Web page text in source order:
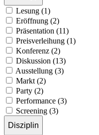
Lesung (1)
Eröffnung (2)
Präsentation (11)
Preisverleihung (1)
Konferenz (2)
Diskussion (13)
Ausstellung (3)
Markt (2)
Party (2)
Performance (3)
Screening (3)
Disziplin